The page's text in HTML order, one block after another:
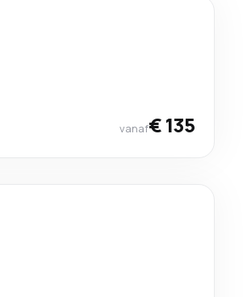
vanaf€ 135